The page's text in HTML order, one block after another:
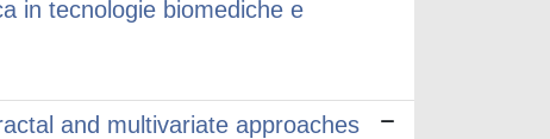
in tecnologie biomediche e
and multivariate approaches